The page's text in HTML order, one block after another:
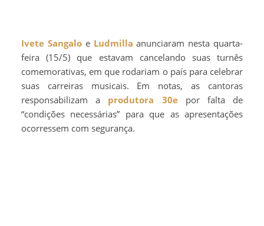
Ivete Sangaloe Ludmilla anunciaram nesta quarta-
feira (15/5) que estavam cancelando suas turnês
comemorativas, em que rodariam o país para celebrar
suas carreiras musicais. Em notas, as cantoras
responsabilizam a produtora 30epor falta de
“condições necessárias” para que as apresentações
ocorressem com segurança.